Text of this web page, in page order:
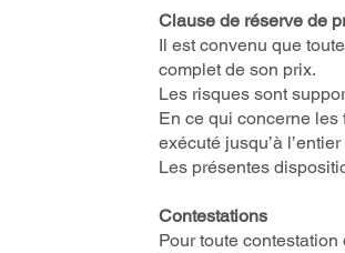
Clause de réserve de
Il est convenu que
complet de son prix.
Les risques sont
En ce qui concerne
exécuté jusqu’à
Les présentes
Contestations
Pour toute